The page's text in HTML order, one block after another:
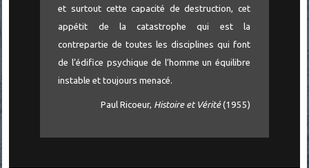
et surtout cette capacité de destruction, cet
appétit de la catastrophe qui est la
contrepartie de toutes les disciplines qui font
de l’édifice psychique de l’homme un équilibre
instable et toujours menacé.
Paul Ricoeur, Histoire et Vérité(1955)